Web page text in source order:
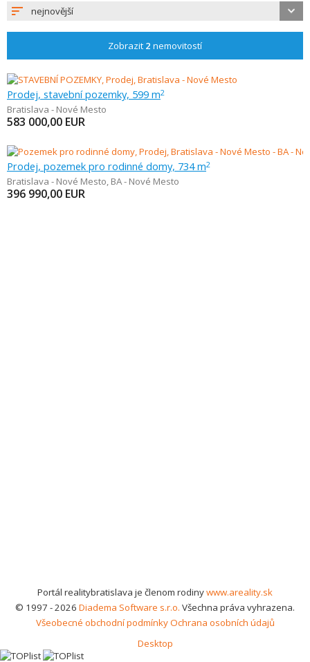
nejnovější
Zobrazit 2 nemovitostí
Prodej, stavební pozemky, 599 m2
Bratislava - Nové Mesto
583 000,00 EUR
Prodej, pozemek pro rodinné domy, 734 m2
Bratislava - Nové Mesto, BA - Nové Mesto
396 990,00 EUR
Portál realitybratislava je členom rodinywww.areality.sk
© 1997 - 2026 Diadema Software s.r.o. Všechna práva vyhrazena.
Všeobecné obchodní podmínkyOchrana osobních údajů
Desktop